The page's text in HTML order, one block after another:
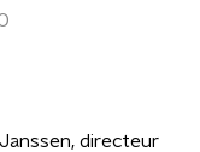
directeur